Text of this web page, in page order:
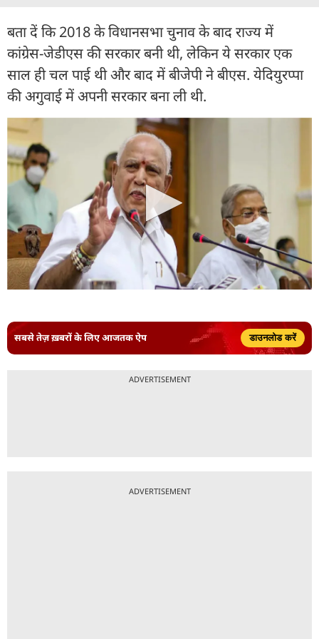
बता दें कि 2018 के विधानसभा चुनाव के बाद राज्य में
कांग्रेस-जेडीएस की सरकार बनी थी, लेकिन ये सरकार एक
साल ही चल पाई थी और बाद में बीजेपी ने बीएस. येदियुरप्पा
की अगुवाई में अपनी सरकार बना ली थी.
सबसे तेज़ ख़बरों के लिए आजतक ऐप डाउनलोड करें
ADVERTISEMENT
ADVERTISEMENT